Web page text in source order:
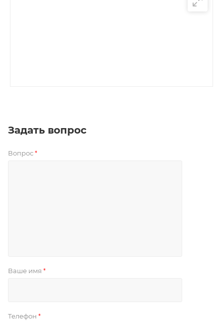
Задать вопрос
Вопрос *
Ваше имя *
Телефон *